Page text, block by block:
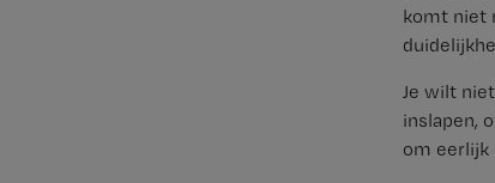
komt niet
Je wilt
inslapen,
om eerlijk